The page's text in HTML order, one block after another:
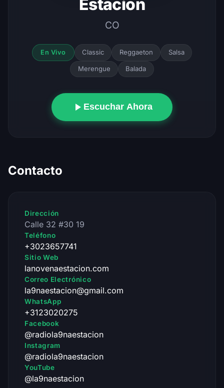
Estacion
CO
En Vivo Classic Reggaeton Salsa
Merengue Balada
Escuchar Ahora
Contacto
Dirección
Calle 32 #30 19
Teléfono
+3023657741
Sitio Web
lanovenaestacion.com
Correo Electrónico
la9naestacion@gmail.com
WhatsApp
+3123020275
Facebook
@radiola9naestacion
Instagram
@radiola9naestacion
YouTube
@la9naestacion